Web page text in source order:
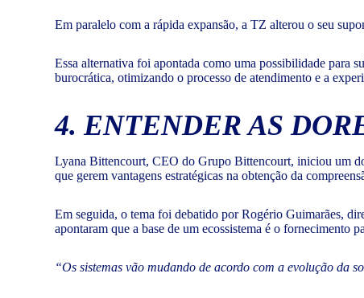
Em paralelo com a rápida expansão, a TZ alterou o seu
Essa alternativa foi apontada como uma possibilidade para
burocrática, otimizando o processo de atendimento e a
4. ENTENDER AS
Lyana Bittencourt, CEO do Grupo Bittencourt, iniciou um
que gerem vantagens estratégicas na obtenção da
Em seguida, o tema foi debatido por Rogério Guimarães,
apontaram que a base de um ecossistema é o fornecimento
“Os sistemas vão mudando de acordo com a evolução da